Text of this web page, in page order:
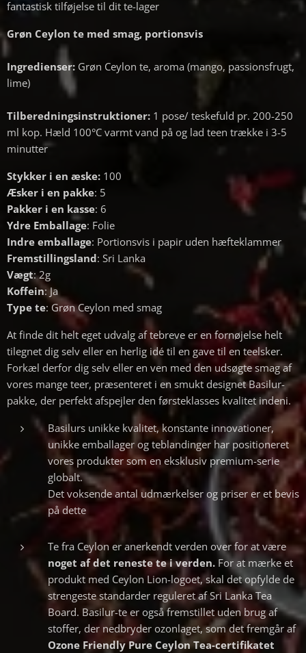
fantastisk tilføjelse til dit te-lager
Grøn Ceylon te med smag, portionsvis
Ingredienser: Grøn Ceylon te, aroma (mango, passionsfrugt,
lime)
Tilberedningsinstruktioner: 1 pose/ teskefuld pr. 200-250
ml kop. Hæld 100°C varmt vand på og lad teen trække i 3-5
minutter
Stykker i en æske: 100
Æsker i en pakke: 5
Pakker i en kasse: 6
Ydre Emballage: Folie
Indre emballage: Portionsvis i papir uden hæfteklammer
Fremstillingsland: Sri Lanka
Vægt: 2g
Koffein: Ja
Type te: Grøn Ceylon med smag
At finde dit helt eget udvalg af tebreve er en fornøjelse helt
tilegnet dig selv eller en herlig idé til en gave til en teelsker.
Forkæl derfor dig selv eller en ven med den udsøgte smag af
vores mange teer, præsenteret i en smukt designet Basilur-
pakke, der perfekt afspejler den førsteklasses kvalitet indeni.
Basilurs unikke kvalitet, konstante innovationer,
unikke emballager og teblandinger har positioneret
vores produkter som en eksklusiv premium-serie
globalt.
Det voksende antal udmærkelser og priser er et bevis
på dette
Te fra Ceylon er anerkendt verden over for at være
noget af det reneste te i verden. For at mærke et
produkt med Ceylon Lion-logoet, skal det opfylde de
strengeste standarder reguleret af Sri Lanka Tea
Board. Basilur-te er også fremstillet uden brug af
stoffer, der nedbryder ozonlaget, som det fremgår af
Ozone Friendly Pure Ceylon Tea-certifikatet